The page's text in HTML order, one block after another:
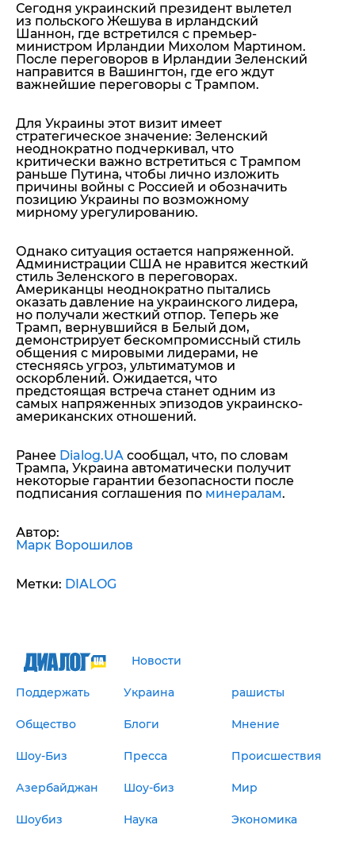
Сегодня украинский президент вылетел
из польского Жешува в ирландский
Шаннон, где встретился с премьер-
министром Ирландии Михолом Мартином.
После переговоров в Ирландии Зеленский
направится в Вашингтон, где его ждут
важнейшие переговоры с Трампом.
Для Украины этот визит имеет
стратегическое значение: Зеленский
неоднократно подчеркивал, что
критически важно встретиться с Трампом
раньше Путина, чтобы лично изложить
причины войны с Россией и обозначить
позицию Украины по возможному
мирному урегулированию.
Однако ситуация остается напряженной.
Администрации США не нравится жесткий
стиль Зеленского в переговорах.
Американцы неоднократно пытались
оказать давление на украинского лидера,
но получали жесткий отпор. Теперь же
Трамп, вернувшийся в Белый дом,
демонстрирует бескомпромиссный стиль
общения с мировыми лидерами, не
стесняясь угроз, ультиматумов и
оскорблений. Ожидается, что
предстоящая встреча станет одним из
самых напряженных эпизодов украинско-
американских отношений.
Ранее Dialog.UA сообщал, что, по словам
Трампа, Украина автоматически получит
некоторые гарантии безопасности после
подписания соглашения по минералам.
Автор:
Марк Ворошилов
Метки: DIALOG
Новости
Поддержать Украина рашисты
Общество Блоги Мнение
Шоу-Биз Пресса Происшествия
Азербайджан Шоу-биз Мир
Шоубиз Наука Экономика